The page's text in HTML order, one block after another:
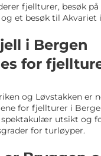
fjellturer, besøk
et besøk til Akvariet
i Bergen
for
og Løvstakken er
for fjellturer i
utsikt og
for turløyper.